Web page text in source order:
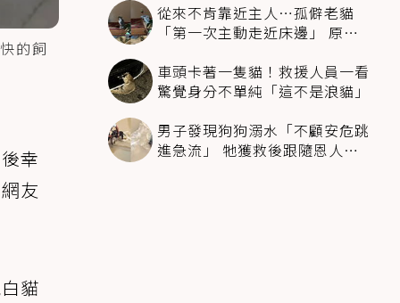
的飼
幸
友
貓
從來不肯靠近主人…孤僻老貓
「第一次主動走近床邊」 原因
車頭卡著一隻貓！救援人員一看
驚覺身分不單純「這不是浪貓」
男子發現狗狗溺水「不顧安危跳
進急流」 牠獲救後跟隨恩人不